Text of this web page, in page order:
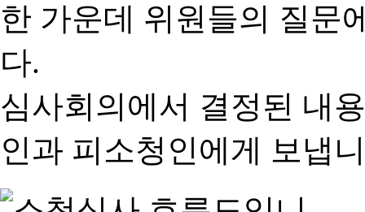
한 가운데 위원들의 질문
다.
심사회의에서 결정된 내
인과 피소청인에게 보냅